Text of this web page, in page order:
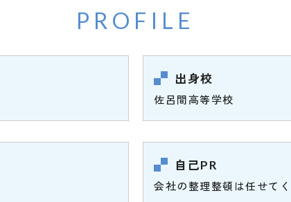
PROFILE
出身校
佐呂間高等学校
自己PR
会社の整理整頓は任せて